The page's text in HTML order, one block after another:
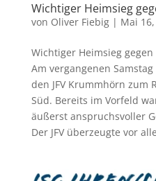
Wichtiger Heimsieg
von Oliver Fiebig| Mai
Wichtiger Heimsieg gegen
Am vergangenen
den JFV Krummhörn zum
Süd. Bereits im Vorfeld
äußerst anspruchsvoller
Der JFV überzeugte vor